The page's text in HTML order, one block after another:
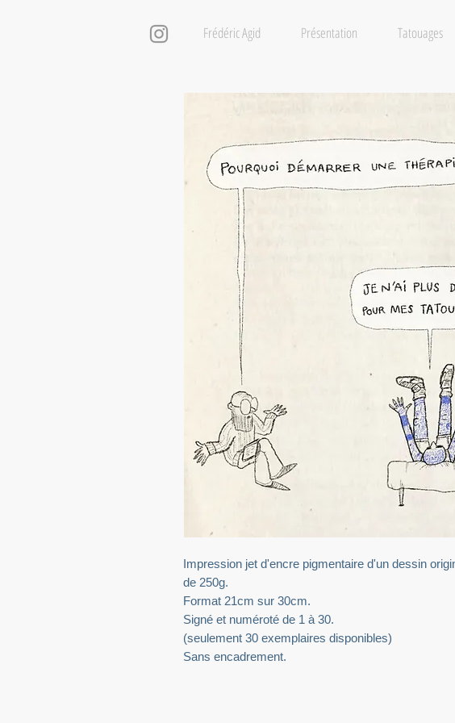
Frédéric Agid Présentation Tatouages
Impression jet d'encre pigmentaire d'un dessin
de 250g.
Format 21cm sur 30cm.
Signé et numéroté de 1 à 30.
(seulement 30 exemplaires disponibles)
Sans encadrement.